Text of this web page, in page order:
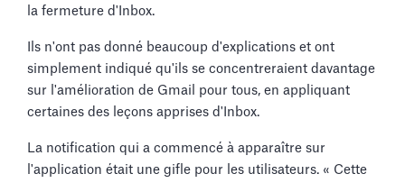
la fermeture d'Inbox.
Ils n'ont pas donné beaucoup d'explications et ont
simplement indiqué qu'ils se concentreraient davantage
sur l'amélioration de Gmail pour tous, en appliquant
certaines des leçons apprises d'Inbox.
La notification qui a commencé à apparaître sur
l'application était une gifle pour les utilisateurs. « Cette